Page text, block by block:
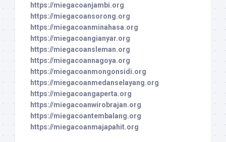
https://miegacoanjambi.org
https://miegacoansorong.org
https://miegacoanminahasa.org
https://miegacoangianyar.org
https://miegacoansleman.org
https://miegacoannagoya.org
https://miegacoanmongonsidi.org
https://miegacoanmedanselayang.org
https://miegacoangaperta.org
https://miegacoanwirobrajan.org
https://miegacoantembalang.org
https://miegacoanmajapahit.org